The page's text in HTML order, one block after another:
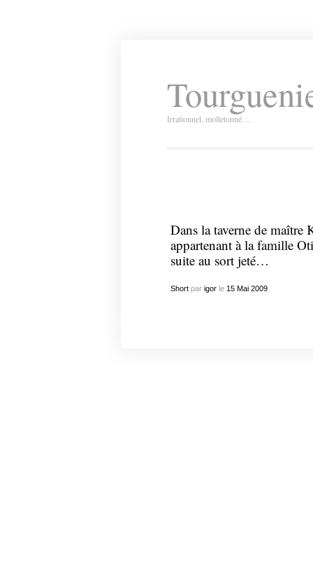
Irrationnel, molletonné…
Dans la taverne de maître
appartenant à la famille
suite au sort jeté…
Shortpar igorle 15 Mai 2009